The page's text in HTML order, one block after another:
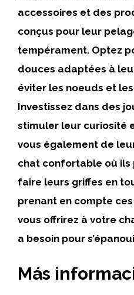
accessoires et des
conçus pour leur
tempérament. Optez
douces adaptées à
éviter les noeuds et
Investissez dans des
stimuler leur curiosité
vous également de
chat confortable où
faire leurs griffes en
prenant en compte
vous offrirez à votre
a besoin pour
Más